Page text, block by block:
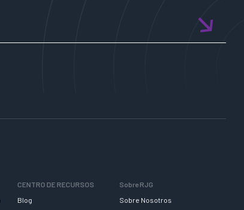
CENTRO DE RECURSOS
Blog
Sobre RJG
Sobre Nosotros